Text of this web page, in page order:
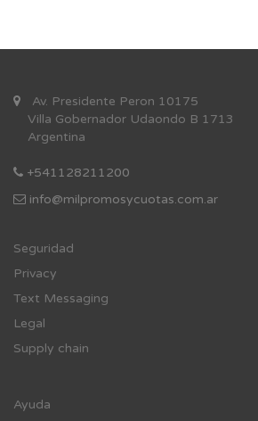
Av. Presidente Peron 10175
Villa Gobernador Udaondo B 1713
Argentina
+541128211200
info@milpromosycuotas.com.ar
Seguridad
Privacy
Text Messaging
Legal
Supply chain
Ayuda